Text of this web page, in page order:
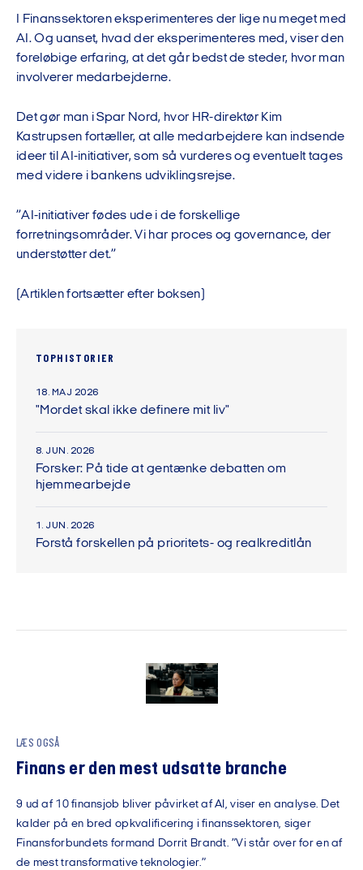
I Finanssektoren eksperimenteres der lige nu meget med
AI. Og uanset, hvad der eksperimenteres med, viser den
foreløbige erfaring, at det går bedst de steder, hvor man
involverer medarbejderne.
Det gør man i Spar Nord, hvor HR-direktør Kim
Kastrupsen fortæller, at alle medarbejdere kan indsende
ideer til AI-initiativer, som så vurderes og eventuelt tages
med videre i bankens udviklingsrejse.
”AI-initiativer fødes ude i de forskellige
forretningsområder. Vi har proces og governance, der
understøtter det.”
(Artiklen fortsætter efter boksen)
TOPHISTORIER
18. MAJ 2026
"Mordet skal ikke definere mit liv"
8. JUN. 2026
Forsker: På tide at gentænke debatten om
hjemmearbejde
1. JUN. 2026
Forstå forskellen på prioritets- og realkreditlån
LÆS OGSÅ
Finans er den mest udsatte branche
9 ud af 10 finansjob bliver påvirket af AI, viser en analyse. Det
kalder på en bred opkvalificering i finanssektoren, siger
Finansforbundets formand Dorrit Brandt. ”Vi står over for en af
de mest transformative teknologier.”